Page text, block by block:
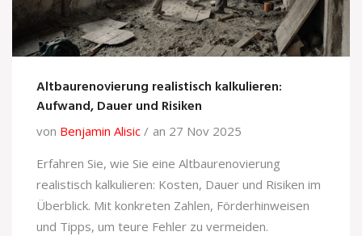
Altbaurenovierung realistisch kalkulieren:
Aufwand, Dauer und Risiken
von Benjamin Alisic
an 27 Nov 2025
Erfahren Sie, wie Sie eine Altbaurenovierung
realistisch kalkulieren: Kosten, Dauer und Risiken im
Überblick. Mit konkreten Zahlen, Förderhinweisen
und Tipps, um teure Fehler zu vermeiden.